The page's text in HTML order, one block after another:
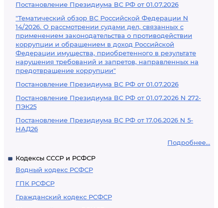
Постановление Президиума ВС РФ от 01.07.2026
"Тематический обзор ВС Российской Федерации N
14/2026. О рассмотрении судами дел, связанных с
применением законодательства о противодействии
коррупции и обращением в доход Российской
Федерации имущества, приобретенного в результате
нарушения требований и запретов, направленных на
предотвращение коррупции"
Постановление Президиума ВС РФ от 01.07.2026
Постановление Президиума ВС РФ от 01.07.2026 N 272-
ПЭК25
Постановление Президиума ВС РФ от 17.06.2026 N 5-
НАД26
Подробнее...
Кодексы СССР и РСФСР
Водный кодекс РСФСР
ГПК РСФСР
Гражданский кодекс РСФСР